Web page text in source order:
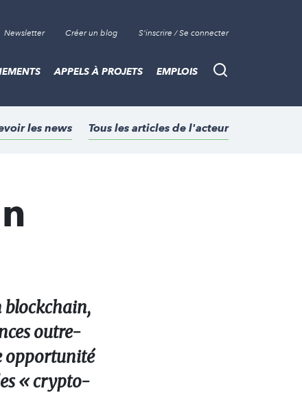
Newsletter Créer un blog S'inscrire / Se connecter
Recherche
APPELS À PROJETS EMPLOIS
les news Tous les articles de l'acteur
blockchain,
outre-
opportunité
« crypto-